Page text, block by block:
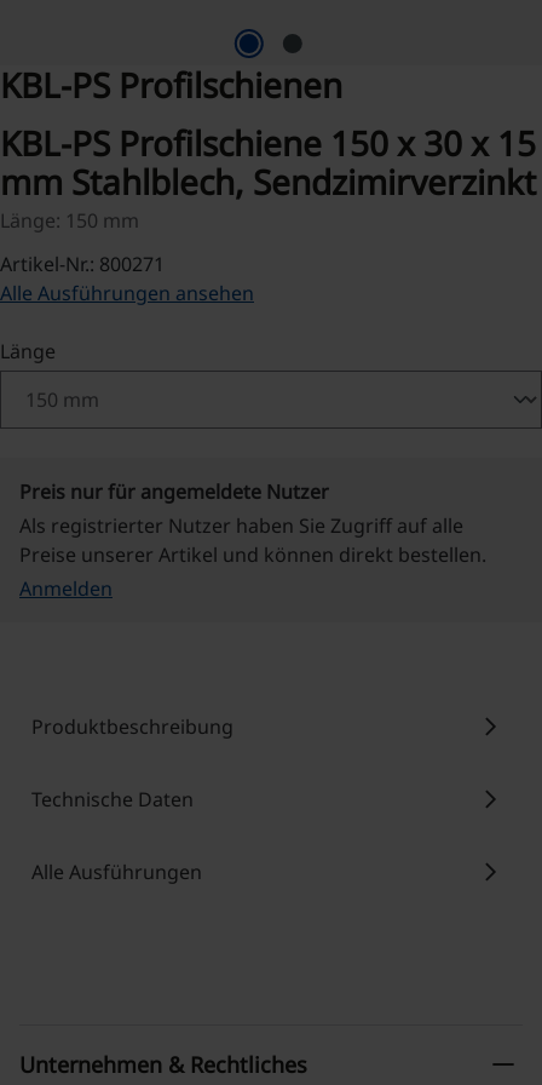
KBL-PS Profilschienen
KBL-PS Profilschiene 150 x 30 x 15
mm Stahlblech, Sendzimirverzinkt
Länge: 150 mm
Artikel-Nr.: 800271
Alle Ausführungen ansehen
Länge
Preis nur für angemeldete Nutzer
Als registrierter Nutzer haben Sie Zugriff auf alle
Preise unserer Artikel und können direkt bestellen.
Anmelden
Produktbeschreibung chevron_right
Technische Daten chevron_right
Alle Ausführungen chevron_right
Unternehmen & Rechtliches remove